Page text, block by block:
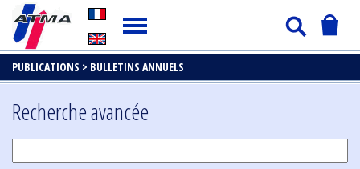
PUBLICATIONS > BULLETINS ANNUELS
Recherche avancée